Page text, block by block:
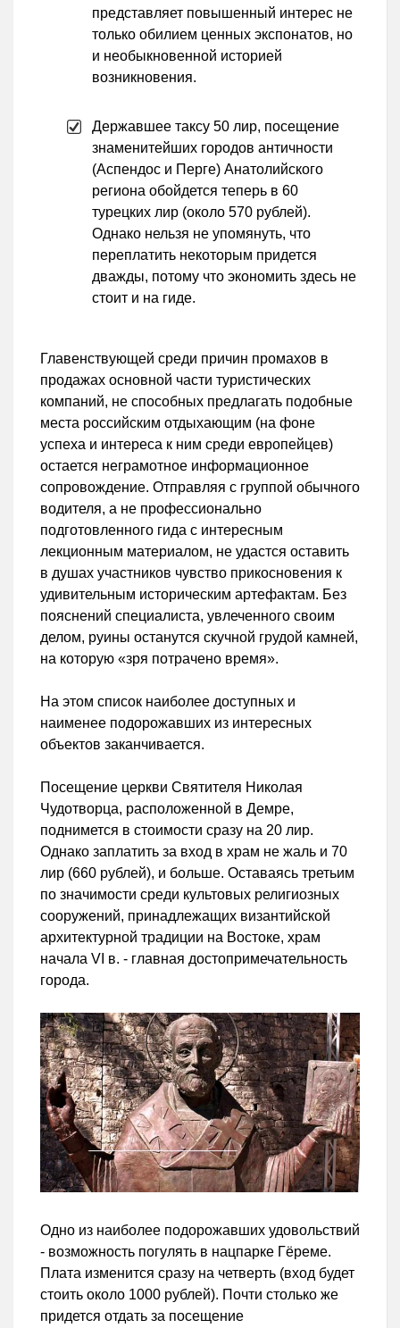
представляет повышенный интерес не
только обилием ценных экспонатов, но
и необыкновенной историей
возникновения.
Державшее таксу 50 лир, посещение
знаменитейших городов античности
(Аспендос и Перге) Анатолийского
региона обойдется теперь в 60
турецких лир (около 570 рублей).
Однако нельзя не упомянуть, что
переплатить некоторым придется
дважды, потому что экономить здесь не
стоит и на гиде.
Главенствующей среди причин промахов в
продажах основной части туристических
компаний, не способных предлагать подобные
места российским отдыхающим (на фоне
успеха и интереса к ним среди европейцев)
остается неграмотное информационное
сопровождение. Отправляя с группой обычного
водителя, а не профессионально
подготовленного гида с интересным
лекционным материалом, не удастся оставить
в душах участников чувство прикосновения к
удивительным историческим артефактам. Без
пояснений специалиста, увлеченного своим
делом, руины останутся скучной грудой камней,
на которую «зря потрачено время».
На этом список наиболее доступных и
наименее подорожавших из интересных
объектов заканчивается.
Посещение церкви Святителя Николая
Чудотворца, расположенной в Демре,
поднимется в стоимости сразу на 20 лир.
Однако заплатить за вход в храм не жаль и 70
лир (660 рублей), и больше. Оставаясь третьим
по значимости среди культовых религиозных
сооружений, принадлежащих византийской
архитектурной традиции на Востоке, храм
начала VI в. - главная достопримечательность
города.
Одно из наиболее подорожавших удовольствий
- возможность погулять в нацпарке Гёреме.
Плата изменится сразу на четверть (вход будет
стоить около 1000 рублей). Почти столько же
придется отдать за посещение